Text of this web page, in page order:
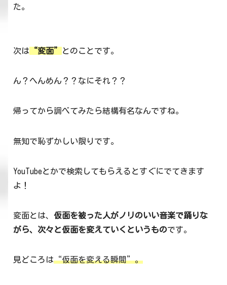
た。
次は “変面” とのことです。
ん？へんめん？？なにそれ？？
帰ってから調べてみたら結構有名なんですね。
無知で恥ずかしい限りです。
YouTubeとかで検索してもらえるとすぐにでてきます
よ！
変面とは、 仮面を被った人がノリのいい音楽で踊りな
がら、次々と仮面を変えていくというものです。
見どころは“仮面を変える瞬間”。